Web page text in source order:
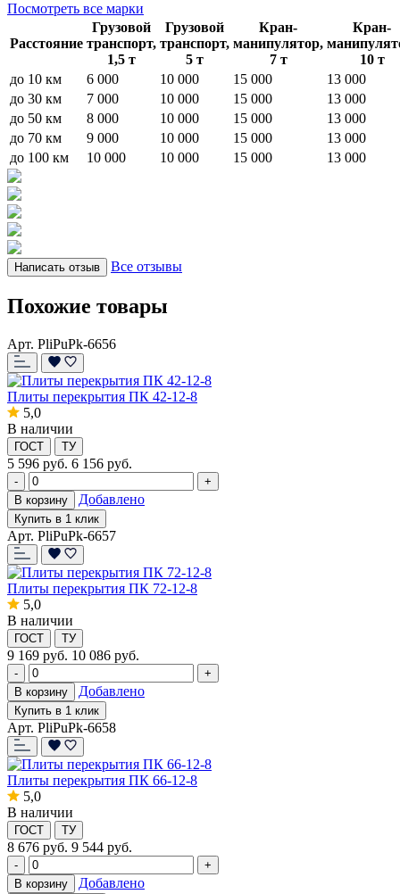
Посмотреть все марки
Расстояние
Грузовой
транспорт,
1,5 т
Грузовой
транспорт,
5 т
Кран-
манипулятор,
7 т
Кран-
10 т
до 10 км
6 000 10 000 15 000
13 000
до 30 км
7 000 10 000 15 000
13 000
до 50 км
8 000 10 000 15 000
13 000
до 70 км
9 000 10 000 15 000
13 000
до 100 км
10 000 10 000 15 000 13 000
Написать отзыв Все отзывы
Похожие товары
Арт. PliPuPk-6656
Плиты перекрытия ПК 42-12-8
5,0
В наличии
ГОСТ ТУ
5 596 руб. 6 156 руб.
-
+
В корзину
Добавлено
Купить в 1 клик
Арт. PliPuPk-6657
Плиты перекрытия ПК 72-12-8
5,0
В наличии
ГОСТ ТУ
9 169 руб. 10 086 руб.
-
+
В корзину
Добавлено
Купить в 1 клик
Арт. PliPuPk-6658
Плиты перекрытия ПК 66-12-8
5,0
В наличии
ГОСТ ТУ
8 676 руб. 9 544 руб.
-
+
В корзину
Добавлено